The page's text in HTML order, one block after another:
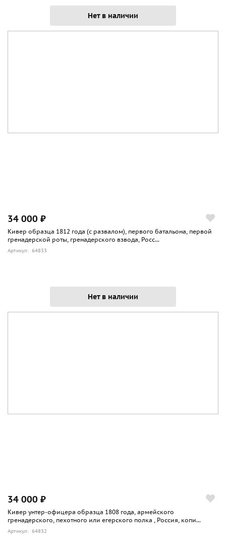
Нет в наличии
34 000 ₽
Кивер образца 1812 года (с развалом), первого батальона, первой
гренадерской роты, гренадерского взвода, Росс...
Артикул: 64833
Нет в наличии
34 000 ₽
Кивер унтер-офицера образца 1808 года, армейского
гренадерского, пехотного или егерского полка , Россия, копи...
Артикул: 64832